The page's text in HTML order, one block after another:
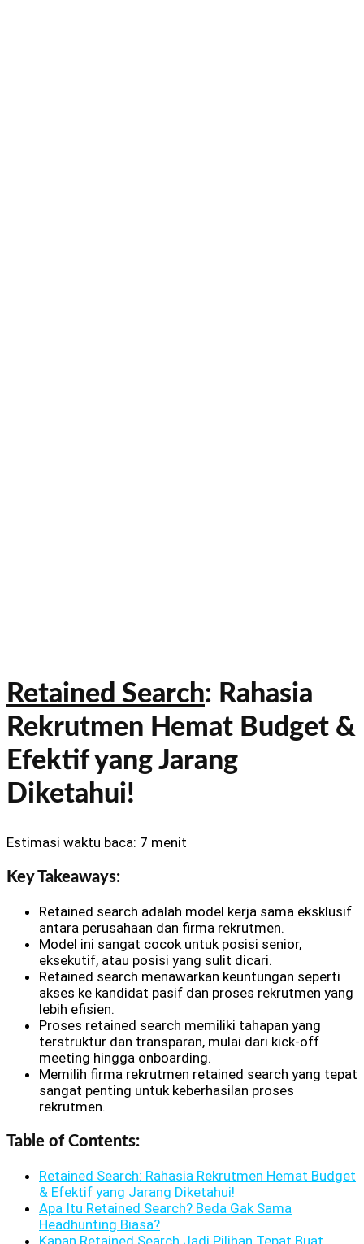
Retained Search: Rahasia
Rekrutmen Hemat Budget &
Efektif yang Jarang
Diketahui!
Estimasi waktu baca: 7 menit
Key Takeaways:
Retained search adalah model kerja sama eksklusif
antara perusahaan dan firma rekrutmen.
Model ini sangat cocok untuk posisi senior,
eksekutif, atau posisi yang sulit dicari.
Retained search menawarkan keuntungan seperti
akses ke kandidat pasif dan proses rekrutmen yang
lebih efisien.
Proses retained search memiliki tahapan yang
terstruktur dan transparan, mulai dari kick-off
meeting hingga onboarding.
Memilih firma rekrutmen retained search yang tepat
sangat penting untuk keberhasilan proses
rekrutmen.
Table of Contents:
Retained Search: Rahasia Rekrutmen Hemat Budget
& Efektif yang Jarang Diketahui!
Apa Itu Retained Search? Beda Gak Sama
Headhunting Biasa?
Kapan Retained Search Jadi Pilihan Tepat Buat